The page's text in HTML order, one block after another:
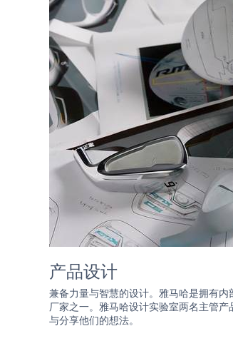
产品设计
兼备力量与智慧的设计。雅马哈是拥有
厂家之一。雅马哈设计实验室两名主管产
与分享他们的想法。